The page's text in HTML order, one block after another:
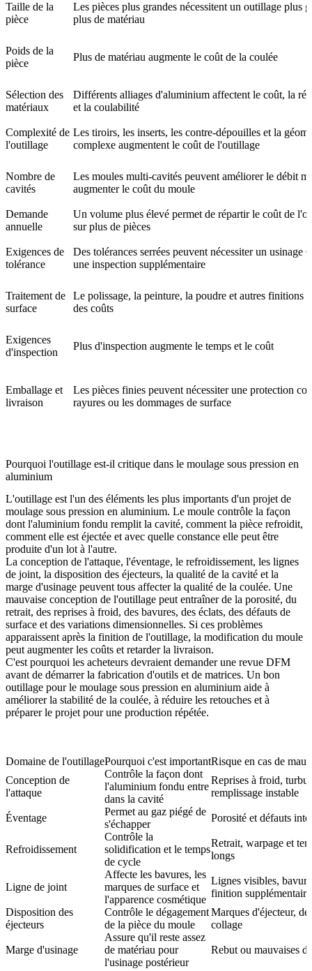
Taille de la
pièce
Les pièces plus grandes nécessitent un outillage plus
plus de matériau
Poids de la
pièce
Plus de matériau augmente le coût de la coulée
Sélection des
matériaux
Différents alliages d'aluminium affectent le coût, la
et la coulabilité
Complexité de
l'outillage
Les tiroirs, les inserts, les contre-dépouilles et la
complexe augmentent le coût de l'outillage
Nombre de
cavités
Les moules multi-cavités peuvent améliorer le débit
augmenter le coût du moule
Demande
annuelle
Un volume plus élevé permet de répartir le coût de
sur plus de pièces
Exigences de
tolérance
Des tolérances serrées peuvent nécessiter un usinage
une inspection supplémentaire
Traitement de
surface
Le polissage, la peinture, la poudre et autres finitions
des coûts
Exigences
d'inspection
Plus d'inspection augmente le temps et le coût
Emballage et
livraison
Les pièces finies peuvent nécessiter une protection
rayures ou les dommages de surface
Pourquoi l'outillage est-il critique dans le moulage sous pression en
aluminium
L'outillage est l'un des éléments les plus importants d'un projet de
moulage sous pression en aluminium. Le moule contrôle la façon
dont l'aluminium fondu remplit la cavité, comment la pièce refroidit,
comment elle est éjectée et avec quelle constance elle peut être
produite d'un lot à l'autre.
La conception de l'attaque, l'éventage, le refroidissement, les lignes
de joint, la disposition des éjecteurs, la qualité de la cavité et la
marge d'usinage peuvent tous affecter la qualité de la coulée. Une
mauvaise conception de l'outillage peut entraîner de la porosité, du
retrait, des reprises à froid, des bavures, des éclats, des défauts de
surface et des variations dimensionnelles. Si ces problèmes
apparaissent après la finition de l'outillage, la modification du moule
peut augmenter les coûts et retarder la livraison.
C'est pourquoi les acheteurs devraient demander une revue DFM
avant de démarrerla fabrication d'outils et de matrices. Un bon
outillage pour le moulage sous pression en aluminium aide à
améliorer la stabilité de la coulée, à réduire les retouches et à
préparer le projet pour une production répétée.
Domaine de l'outillagePourquoi c'est importantRisque en cas de
Conception de
l'attaque
Contrôle la façon dont
l'aluminium fondu entre
dans la cavité
Reprises à froid,
remplissage instable
Éventage
Permet au gaz piégé de
s'échapper
Porosité et défauts
Refroidissement
Contrôle la
solidification et le temps
de cycle
Retrait, warpage et
longs
Ligne de joint
Affecte les bavures, les
marques de surface et
l'apparence cosmétique
Lignes visibles,
finition supplémentaire
Disposition des
éjecteurs
Contrôle le dégagement
de la pièce du moule
Marques d'éjecteur,
collage
Marge d'usinage
Assure qu'il reste assez
de matériau pour
l'usinage postérieur
Rebut ou mauvaises